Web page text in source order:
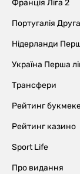
Франція Ліга 2
Португалія Друга
Нідерланди
Україна Перша
Трансфери
Рейтинг
Рейтинг казино
Sport Life
Про видання